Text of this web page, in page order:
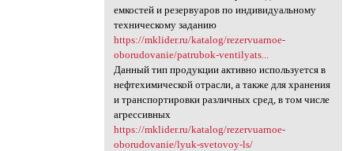
емкостей и резервуаров по индивидуальному
техническому заданию
https://mklider.ru/katalog/rezervuarnoe-
oborudovanie/patrubok-ventilyats...
Данный тип продукции активно используется в
нефтехимической отрасли, а также для хранения
и транспортировки различных сред, в том числе
агрессивных
https://mklider.ru/katalog/rezervuarnoe-
oborudovanie/lyuk-svetovoy-ls/